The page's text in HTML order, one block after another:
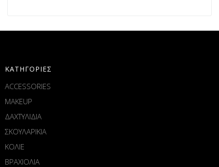
ΚΑΤΗΓΟΡΙΕΣ
ACCESSORIES
MAKEUP
ΔΑΧΤΥΛΙΔΙΑ
ΣΚΟΥΛΑΡΙΚΙΑ
ΚΟΛΙΕ
ΒΡΑΧΙΟΛΙΑ